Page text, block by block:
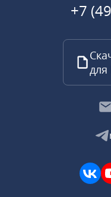
+7